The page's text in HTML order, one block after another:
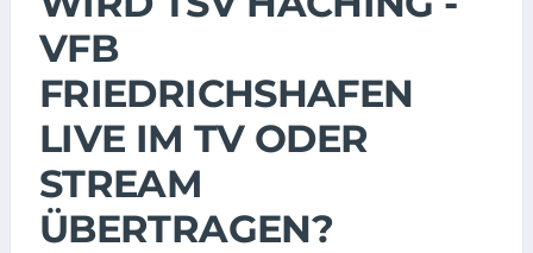
VFB
FRIEDRICHSHAFEN
LIVE IM TV ODER
STREAM
ÜBERTRAGEN?